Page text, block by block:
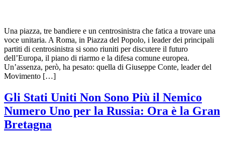
Una piazza, tre bandiere e un centrosinistra che fatica a trovare una
voce unitaria. A Roma, in Piazza del Popolo, i leader dei principali
partiti di centrosinistra si sono riuniti per discutere il futuro
dell’Europa, il piano di riarmo e la difesa comune europea.
Un’assenza, però, ha pesato: quella di Giuseppe Conte, leader del
Movimento […]
Gli Stati Uniti Non Sono Più il Nemico
Numero Uno per la Russia: Ora è la Gran
Bretagna